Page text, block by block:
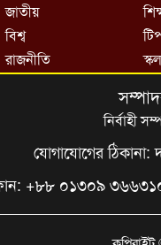
জাতীয়
বিশ্ব
রাজনীতি
নির্বাহী
যোগাযোগের ঠিকানা:
+৮৮ ০১৩০৯